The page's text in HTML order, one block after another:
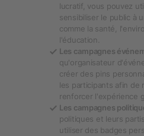
lucratif, vous pouvez
sensibiliser le public à
comme la santé,
l'éducation.
Les campagnes
qu'organisateur
créer des pins
les participants afin de
renforcer l'expérience
Les campagnes
politiques et leurs
utiliser des badges